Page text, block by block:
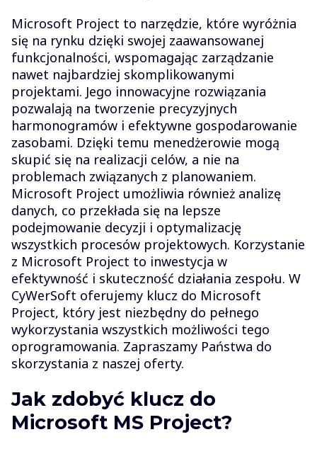
Microsoft Project to narzędzie, które wyróżnia
się na rynku dzięki swojej zaawansowanej
funkcjonalności, wspomagając zarządzanie
nawet najbardziej skomplikowanymi
projektami. Jego innowacyjne rozwiązania
pozwalają na tworzenie precyzyjnych
harmonogramów i efektywne gospodarowanie
zasobami. Dzięki temu menedżerowie mogą
skupić się na realizacji celów, a nie na
problemach związanych z planowaniem.
Microsoft Project umożliwia również analizę
danych, co przekłada się na lepsze
podejmowanie decyzji i optymalizację
wszystkich procesów projektowych. Korzystanie
z Microsoft Project to inwestycja w
efektywność i skuteczność działania zespołu. W
CyWerSoft oferujemy klucz do Microsoft
Project, który jest niezbędny do pełnego
wykorzystania wszystkich możliwości tego
oprogramowania. Zapraszamy Państwa do
skorzystania z naszej oferty.
Jak zdobyć klucz do
Microsoft MS Project?